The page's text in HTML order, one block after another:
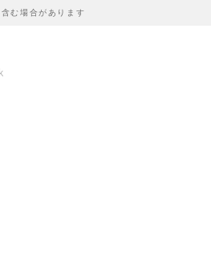
む場合があります